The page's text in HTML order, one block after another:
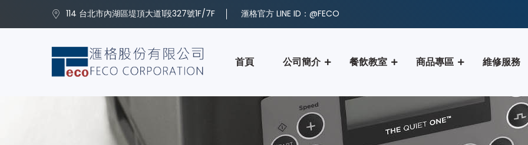
114 台北市內湖區堤頂大道1段327號1F/7F 滙格官方 LINE ID：@FECO
首頁 公司簡介 餐飲教室 商品專區 維修服務